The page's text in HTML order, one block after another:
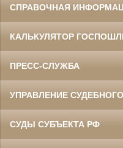
СПРАВОЧНАЯ
КАЛЬКУЛЯТОР
ПРЕСС-СЛУЖБА
УПРАВЛЕНИЕ
СУДЫ СУБЪЕКТА РФ